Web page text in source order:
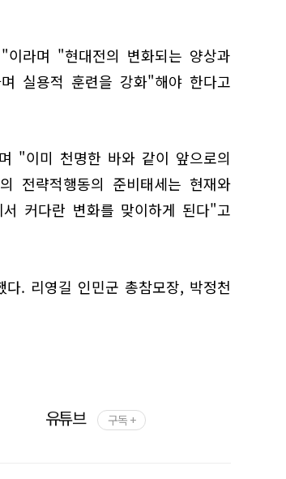
라며 "현대전의 변화되는 양상과
실용적 훈련을 강화"해야 한다고
"이미 천명한 바와 같이 앞으로의
전략적행동의 준비태세는 현재와
커다란 변화를 맞이하게 된다"고
. 리영길 인민군 총참모장, 박정천
유튜브 구독 +